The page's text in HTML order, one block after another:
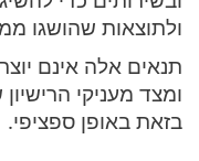
ולתוצאות שהושגו
תנאים אלה אינם
ומצד מעניקי
בזאת באופן ספציפי.